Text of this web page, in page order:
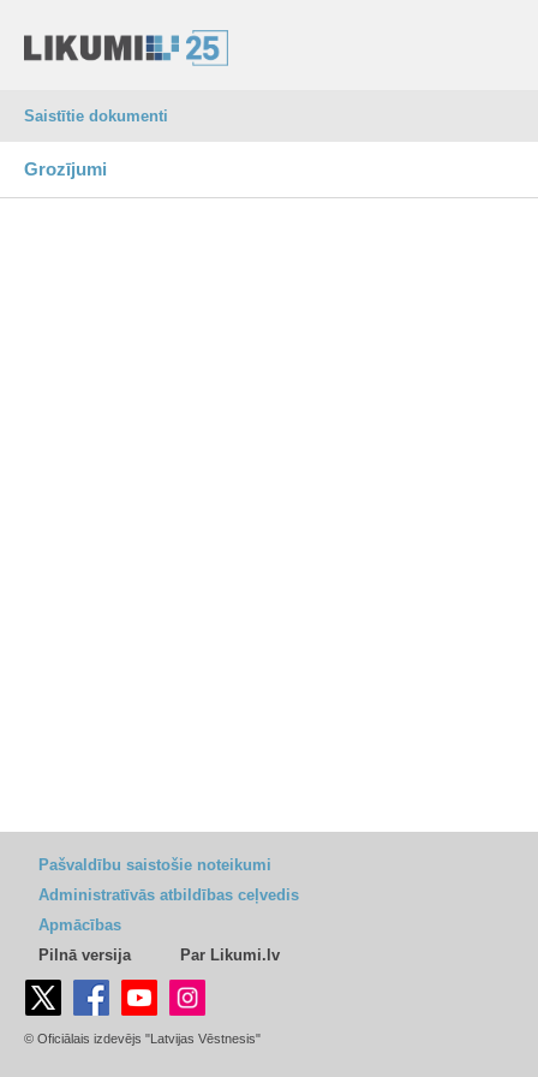
Saistītie dokumenti
Grozījumi
Pašvaldību saistošie noteikumi
Administratīvās atbildības ceļvedis
Apmācības
Pilnā versija
Par Likumi.lv
© Oficiālais izdevējs "Latvijas Vēstnesis"